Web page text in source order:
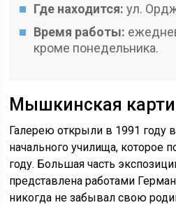
Где находится: ул.
Время работы:
кроме понедельника.
Мышкинская
Галерею открыли в 1991 году
начального училища, которое
году. Большая часть
представлена работами
никогда не забывал свою